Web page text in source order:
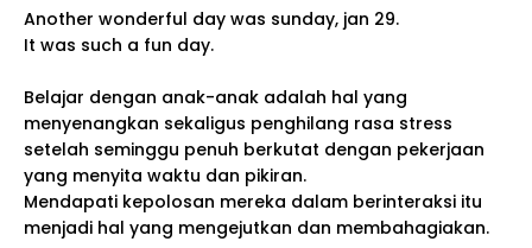
Another wonderful day was sunday, jan 29.
It was such a fun day.
Belajar dengan anak-anak adalah hal yang
menyenangkan sekaligus penghilang rasa stress
setelah seminggu penuh berkutat dengan pekerjaan
yang menyita waktu dan pikiran.
Mendapati kepolosan mereka dalam berinteraksi itu
menjadi hal yang mengejutkan dan membahagiakan.